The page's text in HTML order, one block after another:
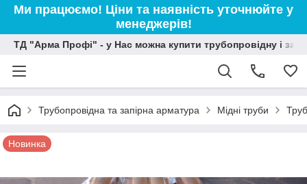
Ми працюємо! Ціни та наявність уточнюйте у
менеджерів!
ТД "Арма Профі" - у Нас можна купити трубопровідну і
Трубопровідна та запірна арматура Мідні труби
Новинка